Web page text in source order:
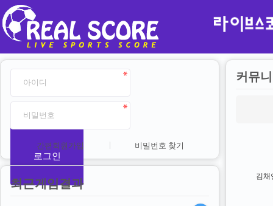
로그인
간편회원가입 비밀번호 찾기
최근게임결과
커뮤
김채